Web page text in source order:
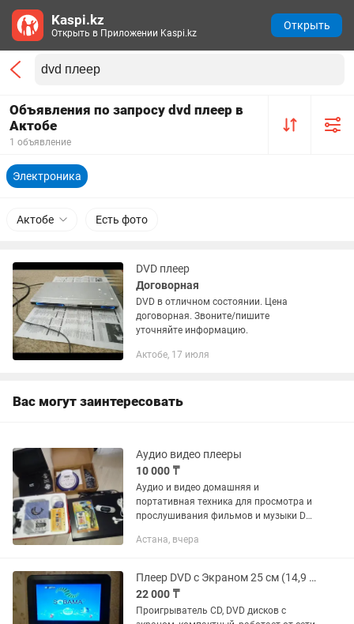
Объявления по запросу dvd плеер в
Актобе
1 объявление
Электроника
Актобе Есть фото
DVD плеер
Договорная
DVD в отличном состоянии. Цена
договорная. Звоните/пишите
уточняйте информацию.
Актобе, 17 июля
Вас могут заинтересовать
Аудио видео плееры
10 000 ₸
Аудио и видео домашняя и
портативная техника для просмотра и
прослушивания фильмов и музыки Dvd
cd,mp3 - 15000 Кассетный плеер -
Астана, вчера
Плеер DVD с Экраном 25 см (14,9 дюймов, Portable DVD)
22 000 ₸
Проигрыватель CD, DVD дисков с
Kaspi.kz
Открыть в Приложении Kaspi.kz
Открыть